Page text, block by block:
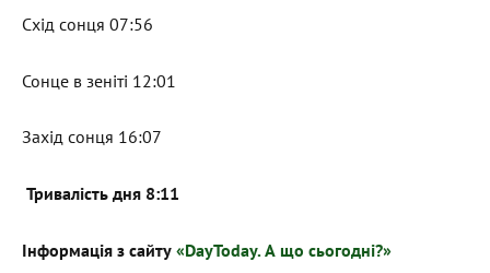
Схід сонця 07:56
Сонце в зеніті 12:01
Захід сонця 16:07
Тривалість дня 8:11
Інформація з сайту «DayToday. А що сьогодні?»